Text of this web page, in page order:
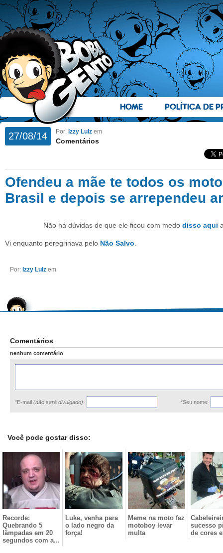
HOME POLÍTICA DE
27/08/14 Por: Izzy Lulz em
Comentários
Ofendeu a mãe te todos os
Brasil e depois se arrependeu
Não há dúvidas de que ele ficou com medo disso aqui
Vi enquanto peregrinava pelo Não Salvo
Por: Izzy Lulz em
Comentários
nenhum comentário
*E-mail (não será divulgado): *Seu nome:
Você pode gostar disso:
Recorde:
Quebrando 5
lâmpadas em 20
segundos com a...
Luke, venha para
o lado negro da
força!
Meme na moto faz
motoboy levar
multa
sucesso
de cores